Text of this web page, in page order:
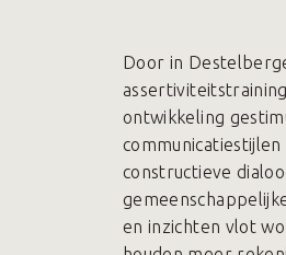
Door in
ontwikkeling
constructieve
en inzichten vlot